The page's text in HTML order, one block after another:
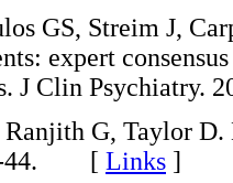
GS, Streim J,
expert
J Clin
G, Taylor
44. [ Links ]